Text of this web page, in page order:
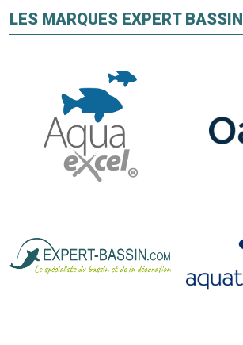
LES MARQUES EXPERT BASSIN